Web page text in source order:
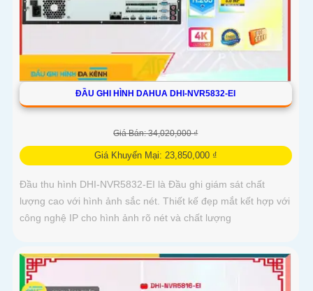
ĐẦU GHI HÌNH DAHUA DHI-NVR5832-EI
Giá Bán: 34,020,000 ₫
Giá Khuyến Mại: 23,850,000 ₫
Đầu thu hình DHI-NVR5832-EI là Đầu ghi giám sát chất
lượng cao với hình ảnh sắc nét. Thiết kế đẹp mắt kết hợp với
công nghệ IP cho hình ảnh rõ nét và chất lượng